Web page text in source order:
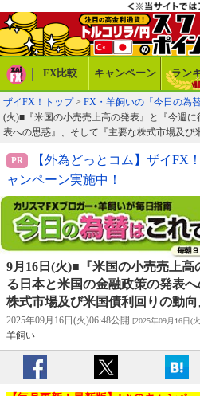
FX比較 キャンペーン ラン
ザイFX！トップ> FX・羊飼いの「今日の為
(火)■『米国の小売売上高の発表』と『今週
表への思惑』、そして『主要な株式市場及び
【外為どっとコム】ザイFX
ャンペーン実施中！
9月16日(火)■『米国の小売売上
る日本と米国の金融政策の発表
株式市場及び米国債利回りの動向
2025年09月16日(火)06:48公開 [2025年09月16日(
羊飼い